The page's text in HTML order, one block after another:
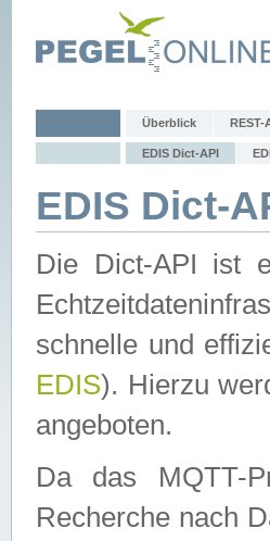
Überblick REST-
EDIS Dict-API
EDIS Dict-
Die Dict-API ist
schnelle und
EDIS). Hierzu
angeboten.
Da das MQTT-
Recherche nach